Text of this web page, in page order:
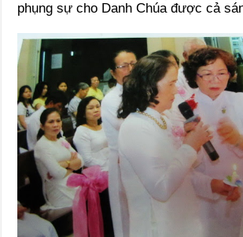
phụng sự cho Danh Chúa được cả